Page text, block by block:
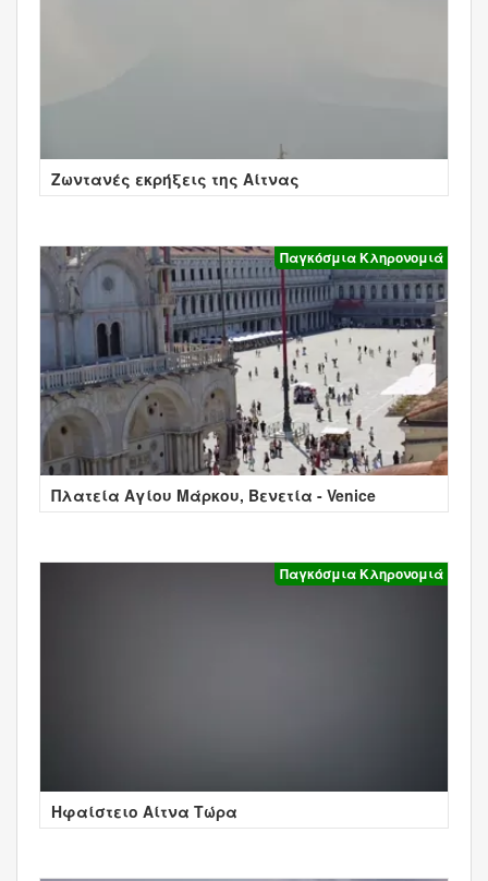
Ζωντανές εκρήξεις της Αίτνας
Παγκόσμια Κληρονομιά
Πλατεία Αγίου Μάρκου, Βενετία - Venice
Παγκόσμια Κληρονομιά
Ηφαίστειο Αίτνα Τώρα